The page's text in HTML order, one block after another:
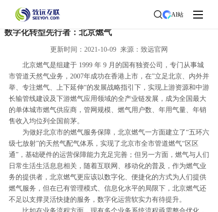
AI站
首页>了解致远>新闻中心
数字化转型先行者：北京燃气
更新时间：2021-10-09 来源：致远官网
北京燃气是组建于 1999 年 9 月的国有独资公司，专门从事城
市管道天然气业务，2007年成功在香港上市，在”立足北京、内外并
举、专注燃气、上下延伸“的发展战略指引下，实现上游资源和中游
长输管线建设及下游燃气应用领域的全产业链发展，成为全国最大
的单体城市燃气供应商，管网规模、燃气用户数、年用气量、年销
售收入均位列全国前茅。
为做好北京市的燃气服务保障，北京燃气一方面建立了“五环六
级七放射”的天然气配气体系，实现了北京市全市管道燃气“区区
通”，基础硬件的运营保障能力充足完善；但另一方面，燃气与人们
日常生活生活息息相关，随着互联网、移动化的普及，作为燃气业
务的提供者，北京燃气更应该以数字化、便捷化的方式为人们提供
燃气服务，但在已有管理模式、信息化水平的局限下，北京燃气还
不足以支撑灵活快捷的服务，数字化运营软实力有待提升。